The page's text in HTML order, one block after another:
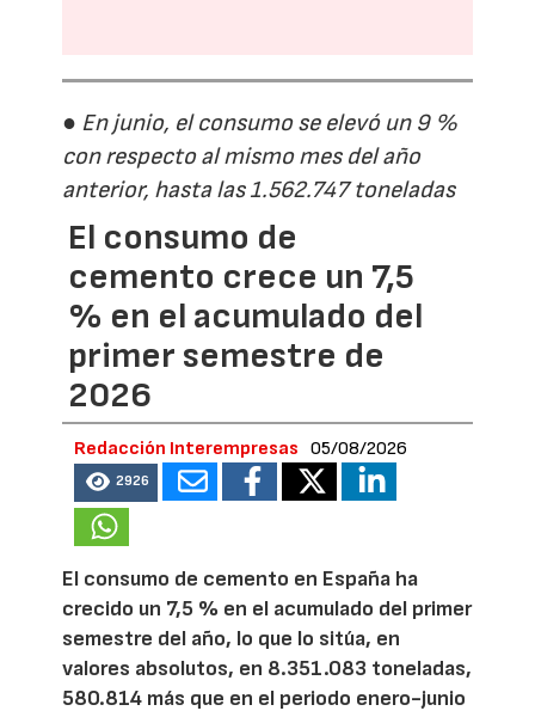
● En junio, el consumo se elevó un 9 %
con respecto al mismo mes del año
anterior, hasta las 1.562.747 toneladas
El consumo de
cemento crece un 7,5
% en el acumulado del
primer semestre de
2026
Redacción Interempresas 05/08/2026
2926
El consumo de cemento en España ha
crecido un 7,5 % en el acumulado del primer
semestre del año, lo que lo sitúa, en
valores absolutos, en 8.351.083 toneladas,
580.814 más que en el periodo enero-junio